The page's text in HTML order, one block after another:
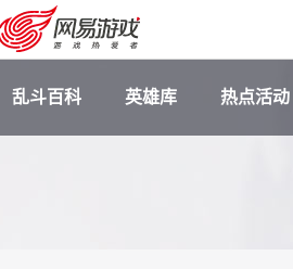
乱斗百科 英雄库 热点活动